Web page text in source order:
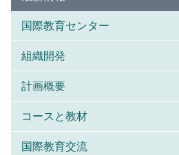
国際教育センター
組織開発
計画概要
コースと教材
国際教育交流